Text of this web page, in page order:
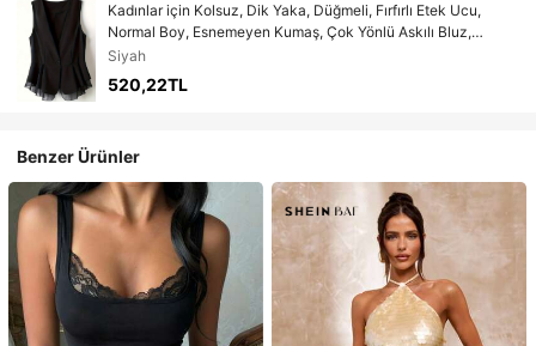
Kadınlar için Kolsuz, Dik Yaka, Düğmeli, Fırfırlı Etek Ucu,
Normal Boy, Esnemeyen Kumaş, Çok Yönlü Askılı Bluz,
Günlük Siyah Yazlık
Siyah
520,22TL
Benzer Ürünler